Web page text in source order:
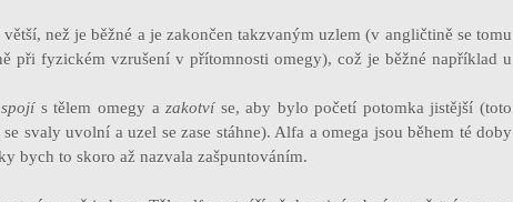
než je běžné a je zakončen takzvaným uzlem (v angličtině se tomu
při fyzickém vzrušení v přítomnosti omegy), což je běžné například u
spojí s tělem omegy azakotvíse, aby bylo početí potomka jistější (toto
svaly uvolní a uzel se zase stáhne). Alfa a omega jsou během té doby
bych to skoro až nazvala zašpuntováním.